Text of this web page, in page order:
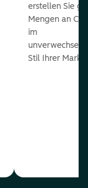
erstellen Sie
Mengen an
im
Stil Ihrer Marke.